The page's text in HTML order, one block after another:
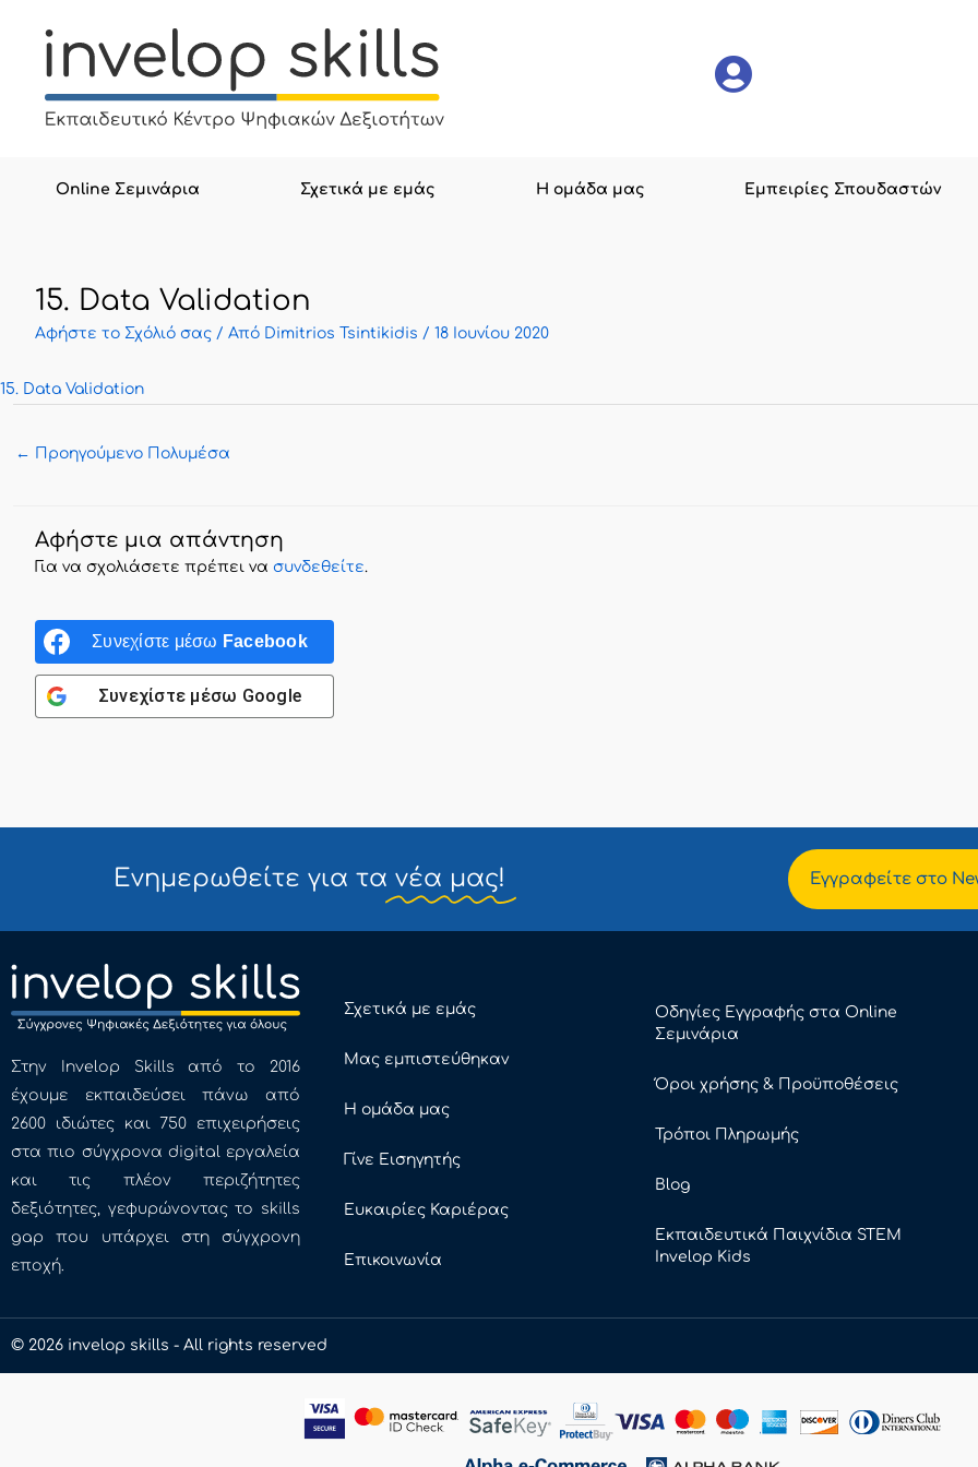
Online Σεμινάρια Σχετικά με εμάς Η ομάδα μας Εμπειρίες Σπουδαστών
15. Data Validation
Αφήστε το Σχόλιό σας / Από Dimitrios Tsintikidis / 18 Ιουνίου 2020
15. Data Validation
← Προηγούμενο Πολυμέσα
Αφήστε μια απάντηση
Για να σχολιάσετε πρέπει να συνδεθείτε.
Συνεχίστε μέσω Facebook
Συνεχίστε μέσω Google
Ενημερωθείτε για τα νέα μας! Εγγραφείτε στο
Στην Invelop Skills από το 2016
έχουμε εκπαιδεύσει πάνω από
2600 ιδιώτες και 750 επιχειρήσεις
στα πιο σύγχρονα digital εργαλεία
και τις πλέον περιζήτητες
δεξιότητες, γεφυρώνοντας το skills
gap που υπάρχει στη σύγχρονη
εποχή.
Σχετικά με εμάς
Μας εμπιστεύθηκαν
Η ομάδα μας
Γίνε Εισηγητής
Ευκαιρίες Καριέρας
Επικοινωνία
Οδηγίες Εγγραφής στα Online
Σεμινάρια
Όροι χρήσης & Προϋποθέσεις
Τρόποι Πληρωμής
Blog
Εκπαιδευτικά Παιχνίδια STEM
Invelop Kids
© 2026 invelop skills - All rights reserved